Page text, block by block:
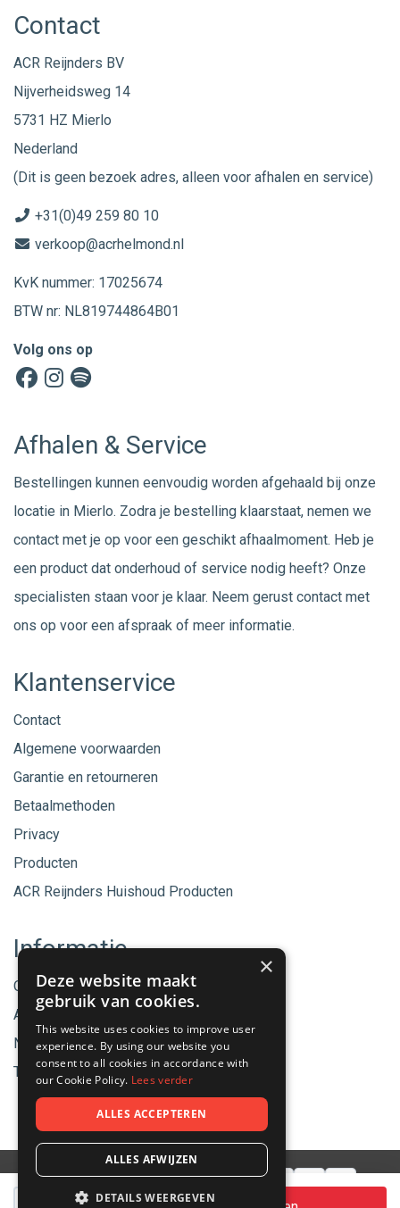
Contact
ACR Reijnders BV
Nijverheidsweg 14
5731 HZ Mierlo
Nederland
(Dit is geen bezoek adres, alleen voor afhalen en service)
+31(0)49 259 80 10
verkoop@acrhelmond.nl
KvK nummer: 17025674
BTW nr: NL819744864B01
Volg ons op
Afhalen & Service
Bestellingen kunnen eenvoudig worden afgehaald bij onze
locatie in Mierlo. Zodra je bestelling klaarstaat, nemen we
contact met je op voor een geschikt afhaalmoment. Heb je
een product dat onderhoud of service nodig heeft? Onze
specialisten staan voor je klaar. Neem gerust contact met
ons op voor een afspraak of meer informatie.
Klantenservice
Contact
Algemene voorwaarden
Garantie en retourneren
Betaalmethoden
Privacy
Producten
ACR Reijnders Huishoud Producten
Informatie
Onze merken
Aanbiedingen
Nieuwe producten
Tips & Nieuws
© 2026 - ACR Helmond.
×
Deze website maakt
gebruik van cookies.
This website uses cookies to improve user
experience. By using our website you
consent to all cookies in accordance with
our Cookie Policy. Lees verder
ALLES ACCEPTEREN
ALLES AFWIJZEN
DETAILS WEERGEVEN